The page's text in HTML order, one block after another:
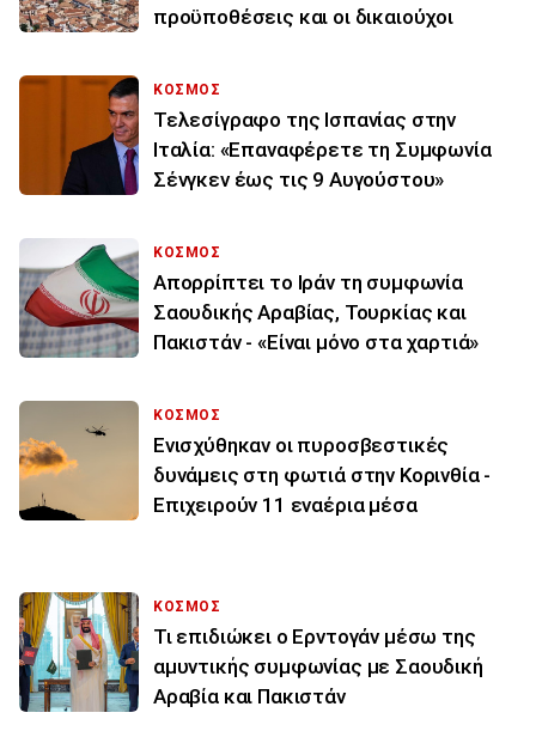
προϋποθέσεις και οι δικαιούχοι
ΚΟΣΜΟΣ
Τελεσίγραφο της Ισπανίας στην
Ιταλία: «Επαναφέρετε τη Συμφωνία
Σένγκεν έως τις 9 Αυγούστου»
ΚΟΣΜΟΣ
Απορρίπτει το Ιράν τη συμφωνία
Σαουδικής Αραβίας, Τουρκίας και
Πακιστάν - «Είναι μόνο στα χαρτιά»
ΚΟΣΜΟΣ
Ενισχύθηκαν οι πυροσβεστικές
δυνάμεις στη φωτιά στην Κορινθία -
Επιχειρούν 11 εναέρια μέσα
ΚΟΣΜΟΣ
Τι επιδιώκει ο Ερντογάν μέσω της
αμυντικής συμφωνίας με Σαουδική
Αραβία και Πακιστάν